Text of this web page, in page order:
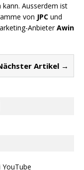
Ausserdem ist
von JPC und
AnbieterAwin
Artikel →